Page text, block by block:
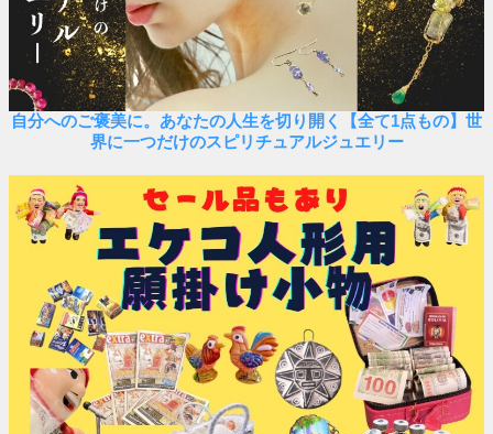
自分へのご褒美に。あなたの人生を切り開く【全て1点もの】世
界に一つだけのスピリチュアルジュエリー